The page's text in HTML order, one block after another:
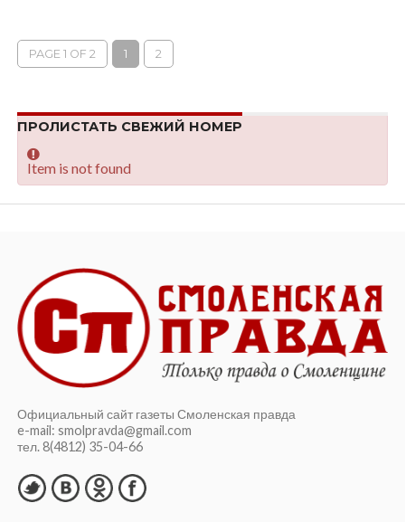
PAGE 1 OF 2 1 2
ПРОЛИСТАТЬ СВЕЖИЙ НОМЕР
Item is not found
Официальный сайт газеты Смоленская правда
e-mail: smolpravda@gmail.com
тел. 8(4812) 35-04-66